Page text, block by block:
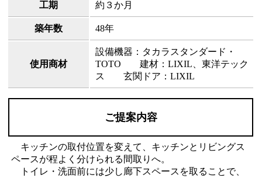
工期 約３か月
築年数 48年
使用商材
設備機器：タカラスタンダード・
TOTO 建材：LIXIL、東洋テック
ス 玄関ドア：LIXIL
ご提案内容
キッチンの取付位置を変えて、キッチンとリビングス
ペースが程よく分けられる間取りへ。
トイレ・洗面前には少し廊下スペースを取ることで、